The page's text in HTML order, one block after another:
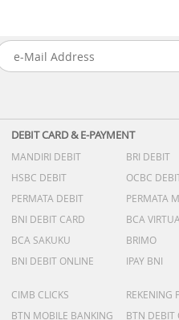
DEBIT CARD & E-PAYMENT
MANDIRI DEBIT BRI DEBIT
HSBC DEBIT
OCBC
PERMATA DEBIT
PERMATA
BNI DEBIT CARD
BCA
BCA SAKUKU
BRIMO
BNI DEBIT ONLINE
IPAY BNI
CIMB CLICKS
REKENING
BTN MOBILE BANKING
BTN DEBIT